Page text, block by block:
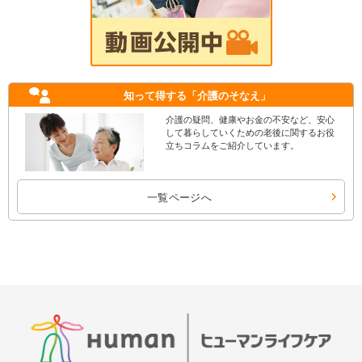
知って得する 「介護のそなえ」
介護の疑問、健康やお金の不安など、安心
して暮らしていくための老後に関するお役
立ちコラムをご紹介しています。
一覧ページへ